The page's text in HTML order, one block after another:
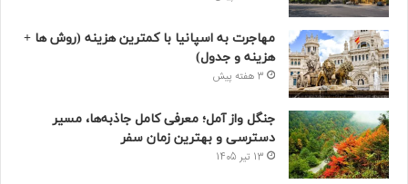
مهاجرت به اسپانیا با کمترین هزینه (روش ها +
هزینه و جدول)
3 هفته پیش
جنگل واز آمل؛ معرفی کامل جاذبه‌ها، مسیر
دسترسی و بهترین زمان سفر
13 تیر 1405